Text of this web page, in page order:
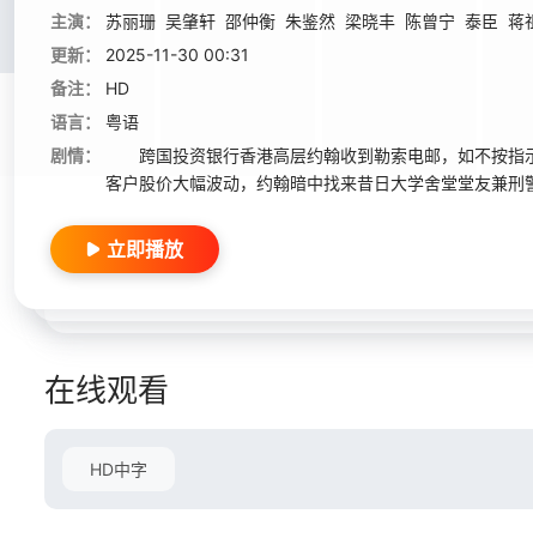
主演：
苏丽珊 吴肇轩 邵仲衡 朱鉴然 梁晓丰 陈曾宁 泰臣 蒋
更新：
2025-11-30 00:31
备注：
HD
语言：
粤语
剧情：
跨国投资银行香港高层约翰收到勒索电邮，如不按指
客户股价大幅波动，约翰暗中找来昔日大学舍堂堂友
立即播放
在线观看
HD中字